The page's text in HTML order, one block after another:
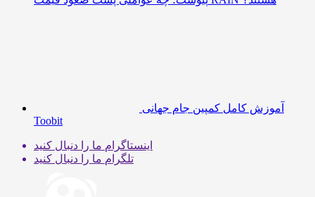
آموزش کامل کمپین جام جهانی
Toobit
اینستاگرام ما را دنبال کنید
تلگرام ما را دنبال کنید